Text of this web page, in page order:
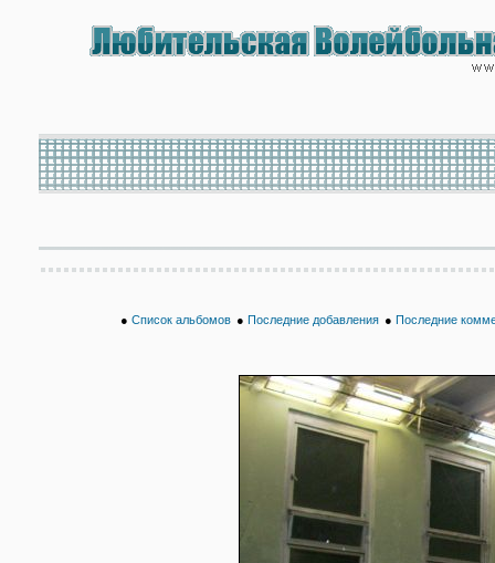
● Список альбомов ● Последние добавления ● Последние